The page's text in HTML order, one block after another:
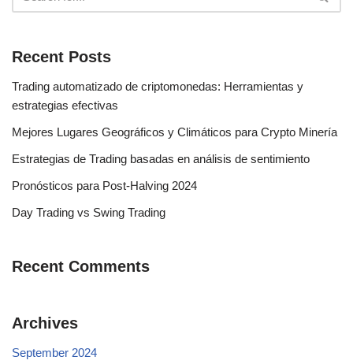
Recent Posts
Trading automatizado de criptomonedas: Herramientas y
estrategias efectivas
Mejores Lugares Geográficos y Climáticos para Crypto Minería
Estrategias de Trading basadas en análisis de sentimiento
Pronósticos para Post-Halving 2024
Day Trading vs Swing Trading
Recent Comments
Archives
September 2024